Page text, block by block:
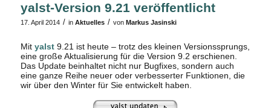
yalst-Version 9.21 veröffentlicht
17. April 2014 / in Aktuelles / von Markus Jasinski
Mit yalst9.21 ist heute – trotz des kleinen Versionssprungs,
eine große Aktualisierung für die Version 9.2 erschienen.
Das Update beinhaltet nicht nur Bugfixes, sondern auch
eine ganze Reihe neuer oder verbesserter Funktionen, die
wir über den Winter für Sie entwickelt haben.